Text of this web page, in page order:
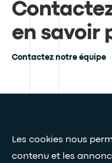
Les cookies nous
contenu et les
en savoir
Contactez notre équipe
Nos livres blancs